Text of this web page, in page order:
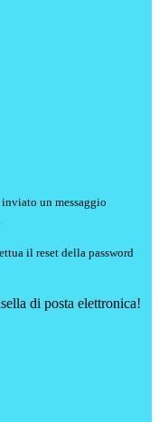
inviato un messaggio
il reset della password
di posta elettronica!